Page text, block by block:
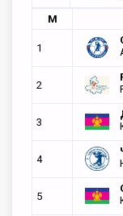
М
1
2
3
4
5